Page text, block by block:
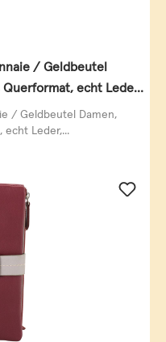
/ Geldbeutel
Querformat, echt Leder,
/ Geldbeutel Damen,
echt Leder,...